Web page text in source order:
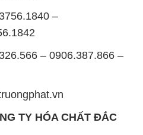
–
– 0906.387.866 –
TY HÓA CHẤT ĐẮC